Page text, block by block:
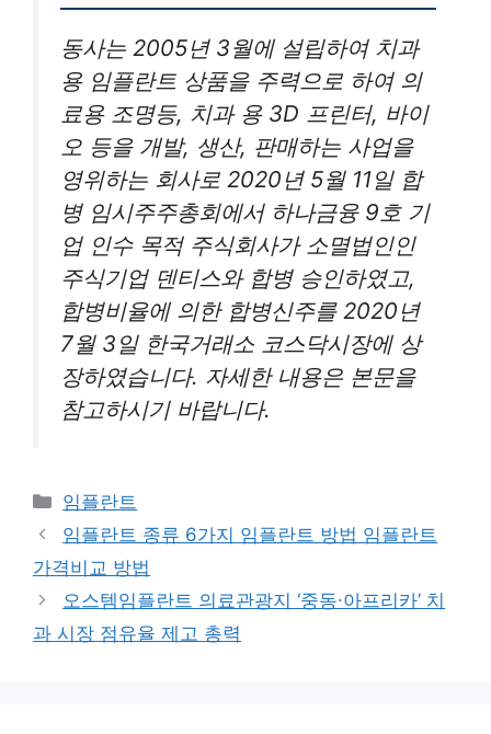
동사는 2005년 3월에 설립하여 치과
용 임플란트 상품을 주력으로 하여 의
료용 조명등, 치과 용 3D 프린터, 바이
오 등을 개발, 생산, 판매하는 사업을
영위하는 회사로 2020년 5월 11일 합
병 임시주주총회에서 하나금융 9호 기
업 인수 목적 주식회사가 소멸법인인
주식기업 덴티스와 합병 승인하였고,
합병비율에 의한 합병신주를 2020년
7월 3일 한국거래소 코스닥시장에 상
장하였습니다. 자세한 내용은 본문을
참고하시기 바랍니다.
카
테
고
리
임플란트
임플란트 종류 6가지 임플란트 방법 임플란트
가격비교 방법
오스템임플란트 의료관광지 ‘중동∙아프리카’ 치
과 시장 점유율 제고 총력